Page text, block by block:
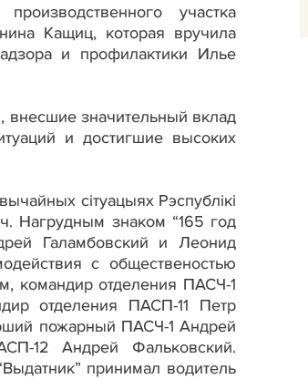
участка
Кащиц, которая вручила
и профилактики Илье
внесшие значительный вклад
и достигшие высоких
сітуацыях Рэспублікі
Нагрудным знаком “165 год
Галамбовский и Леонид
с общественостью
командир отделения ПАСЧ-1
отделения ПАСП-11 Петр
пожарный ПАСЧ-1 Андрей
12 Андрей Фальковский.
принимал водитель